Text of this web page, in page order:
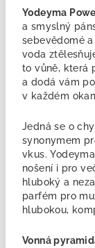
Yodeyma
a smyslný
sebevědomé
voda
to vůně, která
a dodá vám
v každém
Jedná se o
synonymem
vkus.
nošení i pro
hluboký a
parfém pro
hlubokou,
Vonná